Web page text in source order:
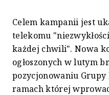
Celem kampanii jest
telekomu
każdej chwili". Nowa
ogłoszonych w lutym
pozycjonowaniu Grupy
ramach której